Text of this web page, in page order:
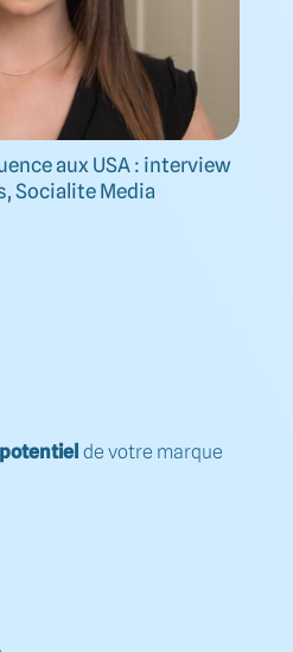
aux USA : interview
Socialite Media
de votre marque